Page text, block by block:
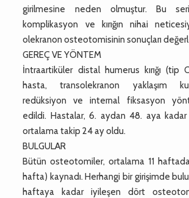
girilmesine neden olmuştur. Bu
komplikasyon ve kırığın nihai
olekranon osteotomisinin sonuçları
GEREÇ VE YÖNTEM
İntraartiküler distal humerus kırığı (tip
hasta, transolekranon yaklaşım
redüksiyon ve internal fiksasyon
edildi. Hastalar, 6. aydan 48. aya
ortalama takip 24 ay oldu.
BULGULAR
Bütün osteotomiler, ortalama 11 haftada
hafta) kaynadı. Herhangi bir girişimde
haftaya kadar iyileşen dört